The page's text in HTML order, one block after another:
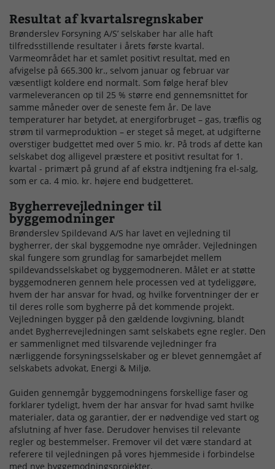
Resultat af kvartalsregnskaber
Brønderslev Forsyning A/S’ selskaber har alle haft
tilfredsstillende resultater i årets første kvartal.
Varmeområdet har et samlet positivt resultat, med en
afvigelse på 665.300 kr., selvom januar og februar var
væsentligt koldere end normalt. Som følge heraf blev
varmeleverancen op til 25 % større end gennemsnittet for
samme måneder over de seneste fem år. De lave
temperaturer har betydet, at energiforbruget – gas, træflis og
strøm til varmeproduktion – er steget så meget, at udgifterne
overstiger budgettet med over 5 mio. kr. På trods af dette kan
selskabet dog alligevel præstere et positivt resultat for 1.
kvartal - primært på grund af af ekstra indtjening fra el-salg,
som er ca. 4 mio. kr. højere end budgetteret.
Bygherrevejledninger til
byggemodninger
Brønderslev Spildevand A/S har lavet en vejledning til
bygherrer, der skal byggemodne nye områder. Vejledningen
skal fungere som grundlag for samarbejdet mellem
spildevandsselskabet og byggemodneren. Målet er at støtte
byggemodneren gennem hele processen ved at tydeliggøre,
hvem der har ansvar for hvad, og hvilke forventninger der er
til deres rolle som bygherre på det kommende projekt.
Vejledningen bygger på den gældende lovgivning, blandt
andet Bygherrevejledningen samt selskabets egne regler. Den
er sammenlignet med tilsvarende vejledninger fra
nærliggende forsyningsselskaber og er blevet gennemgået af
selskabets advokat, Energi & Miljø.
Guiden gennemgår byggemodningens forskellige faser og
forklarer tydeligt, hvem der har ansvar for hvad samt hvilke
materialer, data og garantier, der er nødvendige ved start og
afslutning af hver fase. Derudover henvises til relevante
regler og bestemmelser. Fremover vil det være standard at
referere til vejledningen på vores hjemmeside i forbindelse
med nye byggemodningsprojekter.